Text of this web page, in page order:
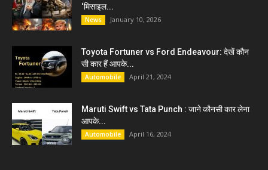
‘मिसाइल...
News January 10, 2026
Toyota Fortuner vs Ford Endeavour: देखें कौन
सी कार हैं आपके...
Automobile April 21, 2024
Maruti Swift vs Tata Punch : जाने कौनसी कार लेना
आपके...
Automobile April 16, 2024